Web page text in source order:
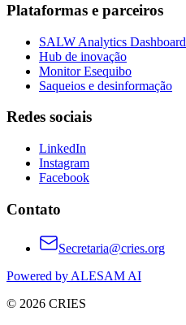
Plataformas e parceiros
SALW Analytics Dashboard
Hub de inovação
Monitor Esequibo
Saqueios e desinformação
Redes sociais
LinkedIn
Instagram
Facebook
Contato
Secretaria@cries.org
Powered by ALESAM AI
© 2026 CRIES